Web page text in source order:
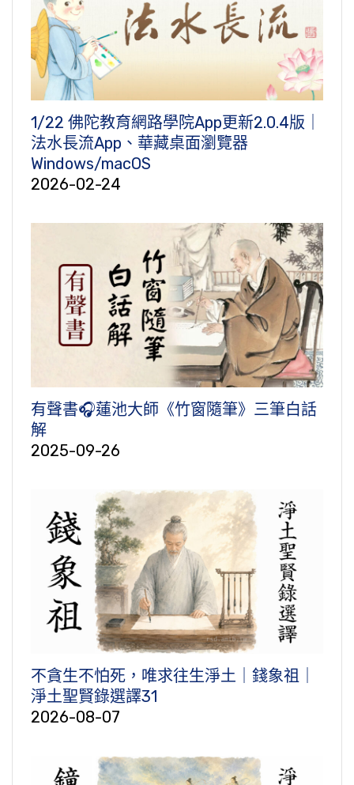
1/22 佛陀教育網路學院App更新2.0.4版｜
法水長流App、華藏桌面瀏覽器
Windows/macOS
2026-02-24
有聲書🎧蓮池大師《竹窗隨筆》三筆白話
解
2025-09-26
不貪生不怕死，唯求往生淨土｜錢象祖｜
淨土聖賢錄選譯31
2026-08-07